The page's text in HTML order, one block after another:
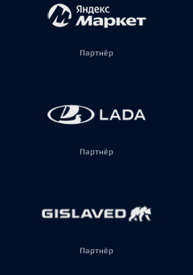
Партнёр
Партнёр
Партнёр